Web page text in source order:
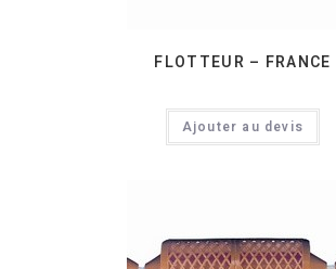
FLOTTEUR – FRANCE
Ajouter au devis